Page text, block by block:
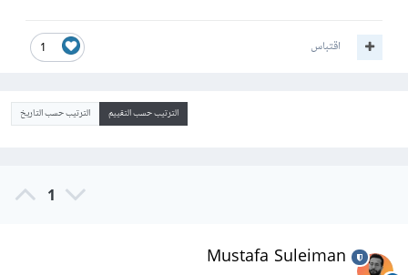
1 اقتباس
الترتيب حسب التقييم الترتيب حسب التاريخ
1
Mustafa Suleiman